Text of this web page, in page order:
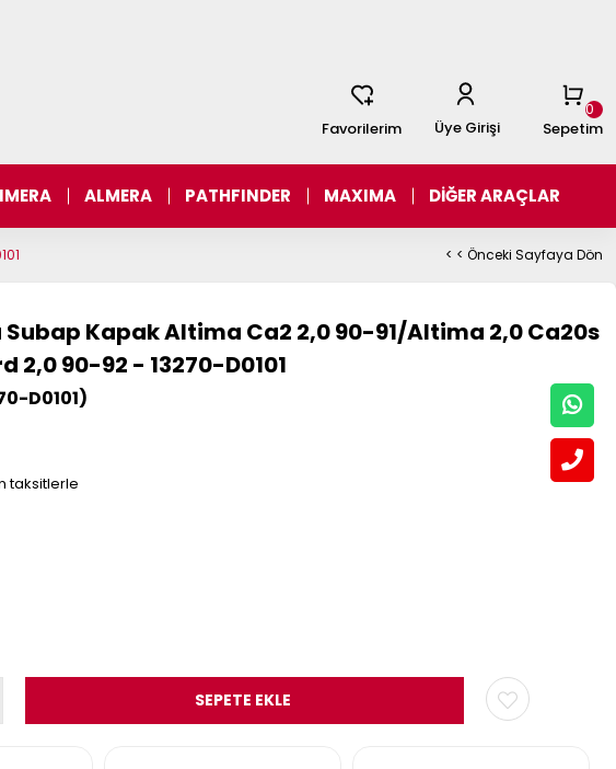
Sepetim
0
Favorilerim
Üye Girişi
ALMERA PATHFINDER MAXIMA DİĞER ARAÇLAR
< < Önceki Sayfaya Dön
Subap Kapak Altima Ca2 2,0 90-91/Altima 2,0 Ca20s
2,0 90-92 - 13270-D0101
D0101)
taksitlerle